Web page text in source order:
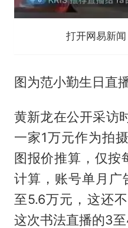
打开网易新
图为范小勤生日直
黄新龙在公开采访
一家1万元作为拍
图报价推算，仅按
计算，账号单月广
至5.6万元，这还
这次书法直播的3至